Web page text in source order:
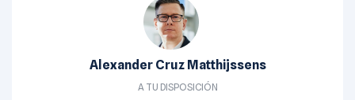
Alexander Cruz Matthijssens
A TU DISPOSICIÓN